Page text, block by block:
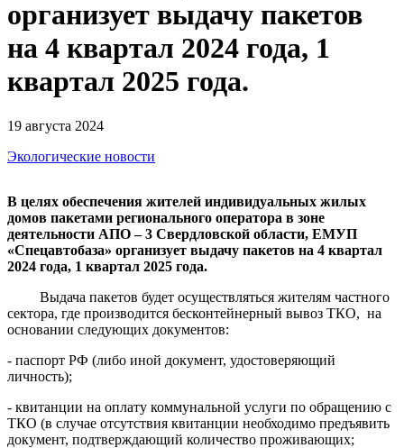
организует выдачу пакетов
на 4 квартал 2024 года, 1
квартал 2025 года.
19 августа 2024
Экологические новости
В целях обеспечения жителей индивидуальных жилых
домов пакетами регионального оператора в зоне
деятельности АПО – 3 Свердловской области, ЕМУП
«Спецавтобаза» организует выдачу пакетов на 4 квартал
2024 года, 1 квартал 2025 года.
Выдача пакетов будет осуществляться жителям частного
сектора, где производится бесконтейнерный вывоз ТКО, на
основании следующих документов:
- паспорт РФ (либо иной документ, удостоверяющий
личность);
- квитанции на оплату коммунальной услуги по обращению с
ТКО (в случае отсутствия квитанции необходимо предъявить
документ, подтверждающий количество проживающих;